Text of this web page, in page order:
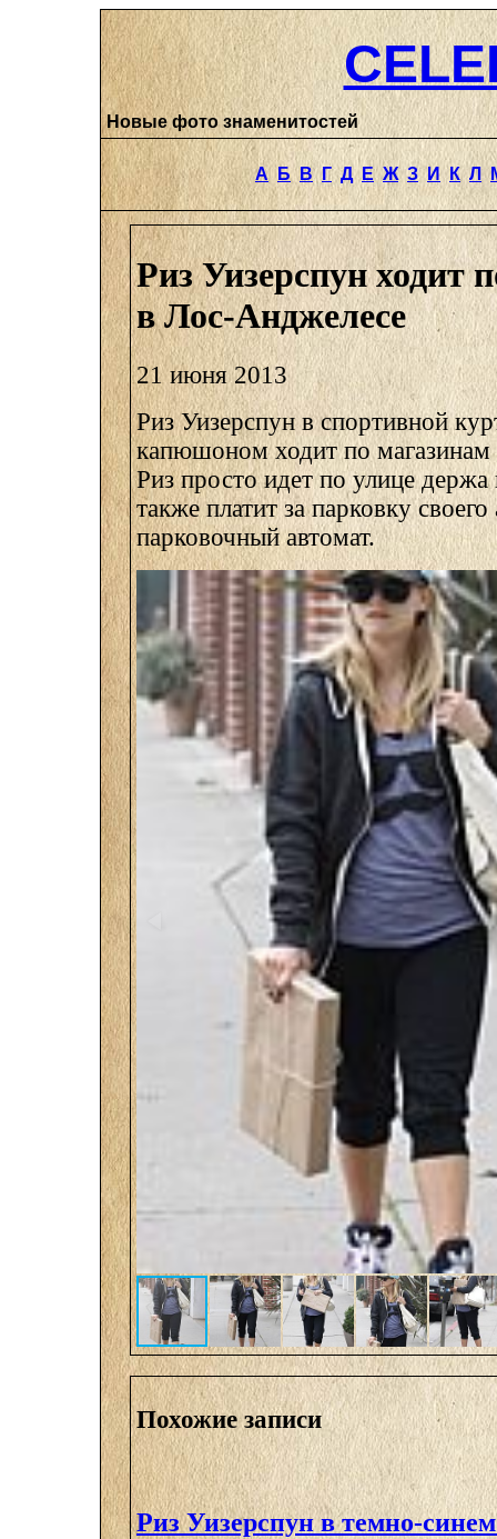
Новые фото знаменитостей
А Б В Г Д Е Ж З И К Л
Риз Уизерспун ходит
в Лос-Анджелесе
21 июня 2013
Риз Уизерспун в спортивной
капюшоном ходит по
Риз просто идет по улице держа
также платит за парковку
парковочный автомат.
Похожие записи
Риз Уизерспун в темно-